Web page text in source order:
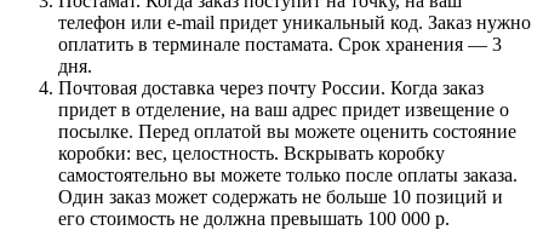
телефон или e-mail придет уникальный код. Заказ нужно
оплатить в терминале постамата. Срок хранения — 3
дня.
Почтовая доставка через почту России. Когда заказ
придет в отделение, на ваш адрес придет извещение о
посылке. Перед оплатой вы можете оценить состояние
коробки: вес, целостность. Вскрывать коробку
самостоятельно вы можете только после оплаты заказа.
Один заказ может содержать не больше 10 позиций и
его стоимость не должна превышать 100 000 р.